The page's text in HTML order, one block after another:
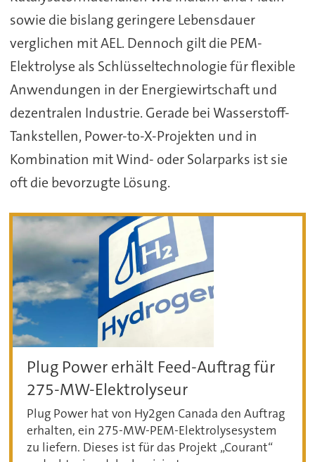
sowie die bislang geringere Lebensdauer
verglichen mit AEL. Dennoch gilt die PEM-
Elektrolyse als Schlüsseltechnologie für flexible
Anwendungen in der Energiewirtschaft und
dezentralen Industrie. Gerade bei Wasserstoff-
Tankstellen, Power-to-X-Projekten und in
Kombination mit Wind- oder Solarparks ist sie
oft die bevorzugte Lösung.
Plug Power erhält Feed-Auftrag für
275-MW-Elektrolyseur
Plug Power hat von Hy2gen Canada den Auftrag
erhalten, ein 275-MW-PEM-Elektrolysesystem
zu liefern. Dieses ist für das Projekt „Courant“